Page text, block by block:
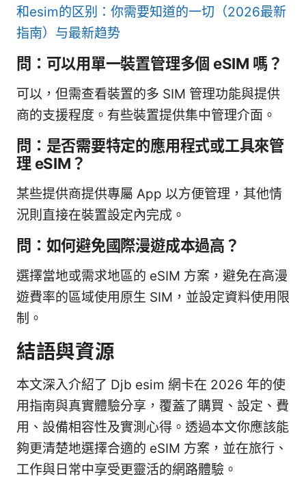
和esim的区别：你需要知道的一切（2026最新
指南）与最新趋势
問：可以用單一裝置管理多個 eSIM 嗎？
可以，但需查看裝置的多 SIM 管理功能與提供
商的支援程度。有些裝置提供集中管理介面。
問：是否需要特定的應用程式或工具來管
理 eSIM？
某些提供商提供專屬 App 以方便管理，其他情
況則直接在裝置設定內完成。
問：如何避免國際漫遊成本過高？
選擇當地或需求地區的 eSIM 方案，避免在高漫
遊費率的區域使用原生 SIM，並設定資料使用限
制。
結語與資源
本文深入介紹了 Djb esim 網卡在 2026 年的使
用指南與真實體驗分享，覆蓋了購買、設定、費
用、設備相容性及實測心得。透過本文你應該能
夠更清楚地選擇合適的 eSIM 方案，並在旅行、
工作與日常中享受更靈活的網路體驗。